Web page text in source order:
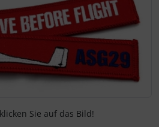
Sie auf das Bild!
für Instrumente